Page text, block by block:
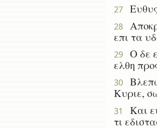
27
28
επι τα
29
Ο δε
ελθη
30
Κυριε,
31
Και
τι